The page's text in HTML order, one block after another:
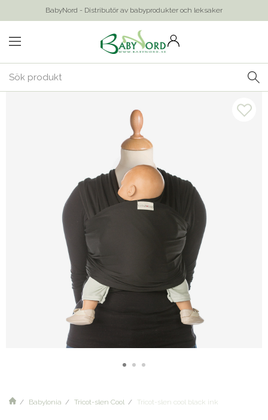
BabyNord - Distributör av babyprodukter och leksaker
Babylonia Tricot-slen Cool Tricot-slen cool black ink